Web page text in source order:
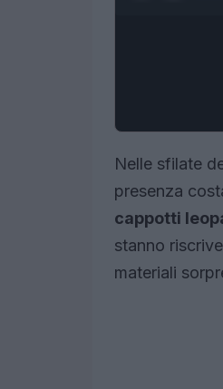
Nelle sfilate
presenza
cappotti
stanno
materiali